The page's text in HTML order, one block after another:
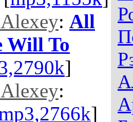
: All
Will To
]
:
]